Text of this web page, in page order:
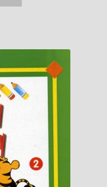
7,50 €.